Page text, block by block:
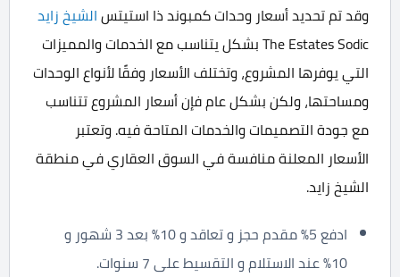
وقد تم تحديد أسعار وحدات كمبوند ذا استيتسالشيخ زايد
The Estates Sodic بشكل يتناسب مع الخدمات والمميزات
التي يوفرها المشروع، وتختلف الأسعار وفقًا لأنواع الوحدات
ومساحتها، ولكن بشكل عام فإن أسعار المشروع تتناسب
مع جودة التصميمات والخدمات المتاحة فيه. وتعتبر
الأسعار المعلنة منافسة في السوق العقاري في منطقة
الشيخ زايد.
ادفع 5% مقدم حجز و تعاقد و 10% بعد 3 شهور و
10% عند الاستلام و التقسيط على 7 سنوات.